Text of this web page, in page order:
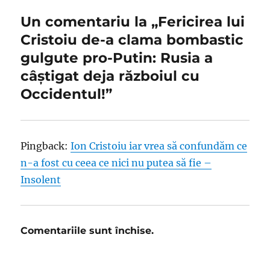
Un comentariu la „Fericirea lui
Cristoiu de-a clama bombastic
gulgute pro-Putin: Rusia a
câștigat deja războiul cu
Occidentul!”
Pingback:Ion Cristoiu iar vrea să confundăm ce
n-a fost cu ceea ce nici nu putea să fie –
Insolent
Comentariile sunt închise.